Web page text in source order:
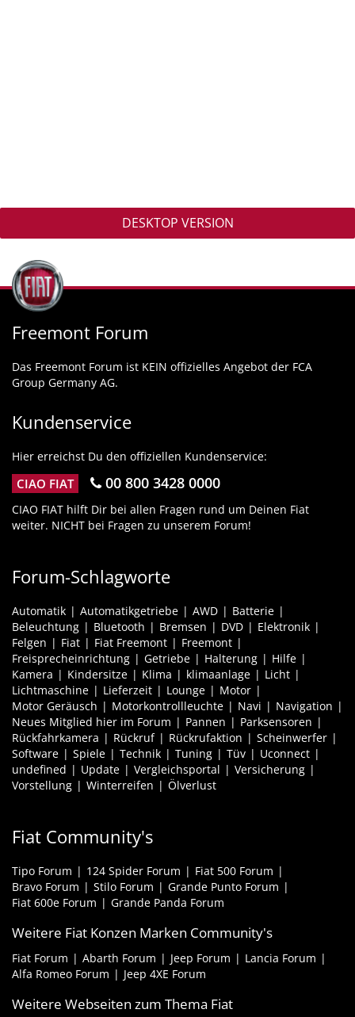
DESKTOP VERSION
Freemont Forum
Das Freemont Forum ist KEIN offizielles Angebot der FCA
Group Germany AG.
Kundenservice
Hier erreichst Du den offiziellen Kundenservice:
CIAO FIAT 00 800 3428 0000
CIAO FIAT hilft Dir bei allen Fragen rund um Deinen Fiat
weiter. NICHT bei Fragen zu unserem Forum!
Forum-Schlagworte
Automatik Automatikgetriebe AWD
Batterie
Beleuchtung
Bluetooth Bremsen DVD
Elektronik
Felgen
Fiat Fiat Freemont
Freemont
Freisprecheinrichtung
Getriebe Halterung
Hilfe
Kamera
Kindersitze Klima klimaanlage
Licht
Lichtmaschine
Lieferzeit Lounge
Motor
Motor Geräusch
Motorkontrollleuchte Navi
Navigation
Neues Mitglied hier im Forum
Pannen
Parksensoren
Rückfahrkamera
Rückruf Rückrufaktion
Scheinwerfer
Software
Spiele Technik Tuning Tüv
Uconnect
undefined
Update Vergleichsportal
Versicherung
Vorstellung
Winterreifen Ölverlust
Fiat Community's
Tipo Forum 124 Spider Forum
Fiat 500 Forum
Bravo Forum
Stilo Forum
Grande Punto Forum
Fiat 600e Forum
Grande Panda Forum
Weitere Fiat Konzen Marken Community's
Fiat Forum Abarth Forum Jeep Forum
Lancia Forum
Alfa Romeo Forum
Jeep 4XE Forum
Weitere Webseiten zum Thema Fiat